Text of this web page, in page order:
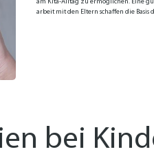
am Ki­ta-All­tag zu er­mög­li­chen. Ei­ne
ar­beit mit den El­tern schaf­fen die Ba­sis
bei